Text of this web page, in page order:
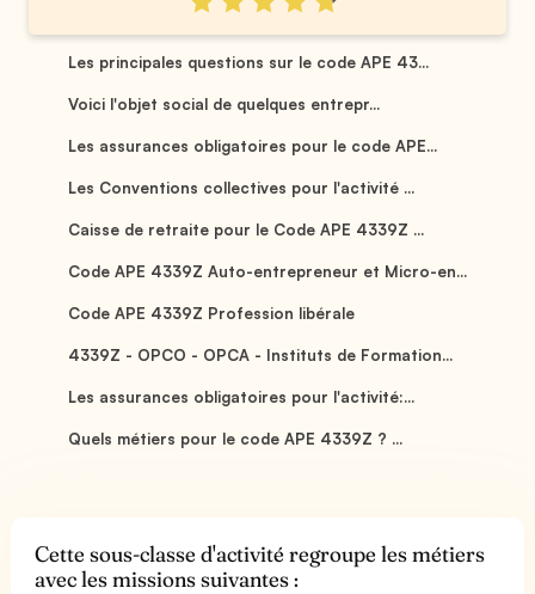
Les principales questions sur le code APE 43...
Voici l'objet social de quelques entrepr...
Les assurances obligatoires pour le code APE...
Les Conventions collectives pour l'activité ...
Caisse de retraite pour le Code APE 4339Z ...
Code APE 4339Z Auto-entrepreneur et Micro-en...
Code APE 4339Z Profession libérale
4339Z - OPCO - OPCA - Instituts de Formation...
Les assurances obligatoires pour l'activité:...
Quels métiers pour le code APE 4339Z ? ...
Cette sous-classe d'activité regroupe les métiers
avec les missions suivantes :